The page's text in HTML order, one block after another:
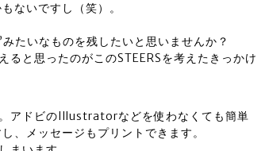
ないですし（笑）。
たいなものを残したいと思いませんか？
と思ったのがこのSTEERSを考えたきっかけ
アドビのIllustratorなどを使わなくても簡単
、メッセージもプリントできます。